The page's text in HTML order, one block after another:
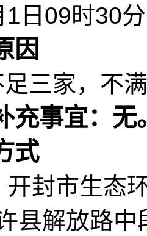
1 日 09时30
因
三家，不
充事宜：无
式
开封市生态
县解放路